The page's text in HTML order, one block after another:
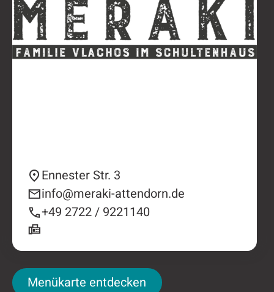
Ennester Str. 3
info@meraki-attendorn.de
+49 2722 / 9221140
Menükarte entdecken
Menükarte entdecken